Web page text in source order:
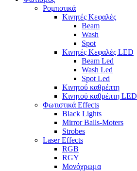
Ρομποτικά
Κινητές Κεφαλές
Beam
Wash
Spot
Κινητές Κεφαλές LED
Beam Led
Wash Led
Spot Led
Κινητού καθρέπτη
Κινητού καθρέπτη LED
Φωτιστικά Effects
Black Lights
Mirror Balls-Moters
Strobes
Laser Effects
RGB
RGY
Μονόχρωμα